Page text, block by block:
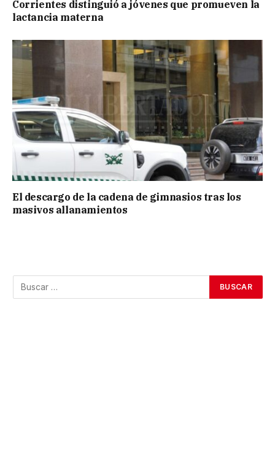
Corrientes distinguió a jóvenes que promueven la
lactancia materna
El descargo de la cadena de gimnasios tras los
masivos allanamientos